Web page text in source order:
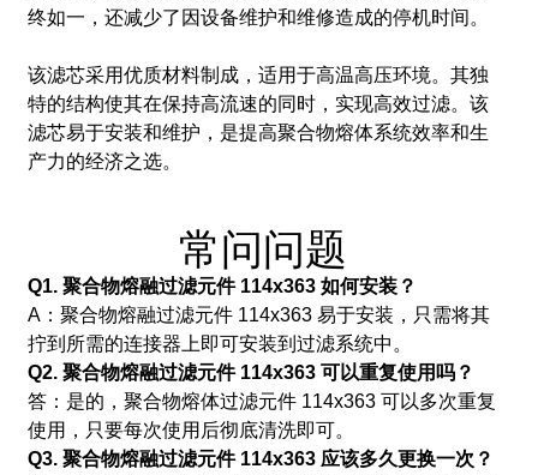
终如一，还减少了因设备维护和维修造成的停机时间。
该滤芯采用优质材料制成，适用于高温高压环境。其独
特的结构使其在保持高流速的同时，实现高效过滤。该
滤芯易于安装和维护，是提高聚合物熔体系统效率和生
产力的经济之选。
常问问题
Q1. 聚合物熔融过滤元件 114x363 如何安装？
A：聚合物熔融过滤元件 114x363 易于安装，只需将其
拧到所需的连接器上即可安装到过滤系统中。
Q2. 聚合物熔融过滤元件 114x363 可以重复使用吗？
答：是的，聚合物熔体过滤元件 114x363 可以多次重复
使用，只要每次使用后彻底清洗即可。
Q3. 聚合物熔融过滤元件 114x363 应该多久更换一次？